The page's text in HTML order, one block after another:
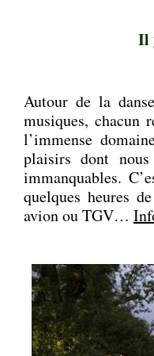
Il
Autour de la
musiques, chacun
l’immense
plaisirs dont
immanquables.
quelques heures
avion ou TGV…